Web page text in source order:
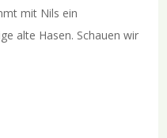
mit Nils ein
alte Hasen. Schauen wir